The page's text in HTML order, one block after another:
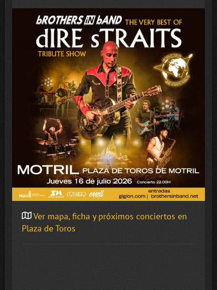
Ver mapa, ficha y próximos conciertos en
Plaza de Toros